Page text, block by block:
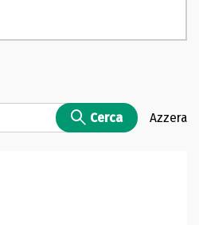
Cerca Azzera